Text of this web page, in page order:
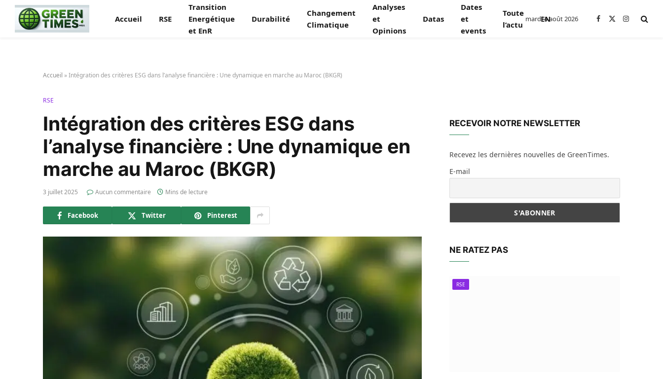
Accueil RSE
Transition
Energétique
et EnR
Durabilité
Changement
Climatique
Analyses
et
Opinions
Datas
Dates
et
events
Toute
l’actu
EN
mardi 4 août 2026 Facebook
X
Instagram
Accueil »Intégration des critères ESG dans l’analyse financière : Une dynamique en marche au Maroc (BKGR)
RSE
Intégration des critères ESG dans
l’analyse financière : Une dynamique en
marche au Maroc (BKGR)
3 juillet 2025 Aucun commentaire Mins de lecture
Facebook Twitter Pinterest
RECEVOIR NOTRE NEWSLETTER
Recevez les dernières nouvelles de GreenTimes.
E-mail
NE RATEZ PAS
RSE